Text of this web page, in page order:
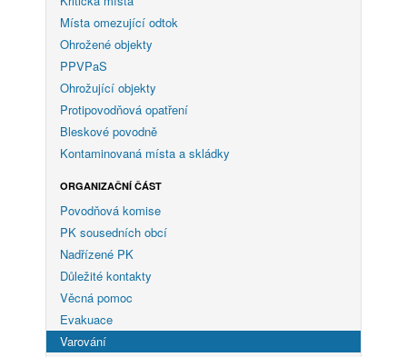
Místa omezující odtok
Ohrožené objekty
PPVPaS
Ohrožující objekty
Protipovodňová opatření
Bleskové povodně
Kontaminovaná místa a skládky
ORGANIZAČNÍ ČÁST
Povodňová komise
PK sousedních obcí
Nadřízené PK
Důležité kontakty
Věcná pomoc
Evakuace
Varování